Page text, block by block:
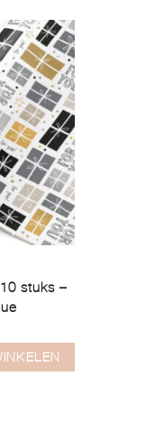
stuks –